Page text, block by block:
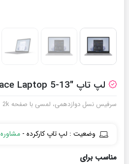
لپ تاپ Microsoft Surface Laptop 5-13″
سرفیس نسل دوازدهمی، لمسی با صفحه 2k
وضعیت : لپ تاپ کارکرده -مشاوره 09199717916
مناسب برای